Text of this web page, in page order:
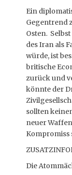
Ein
Gegentrend
Osten.
des Iran als
würde, ist
britische
zurück und
könnte der
sollten
neuer
Kompromiss
Die